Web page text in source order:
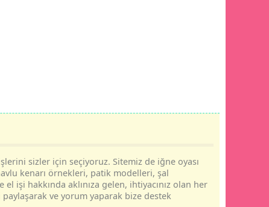
sizler için seçiyoruz. Sitemiz de iğne oyası
kenarı örnekleri, patik modelleri, şal
işi hakkında aklınıza gelen, ihtiyacınız olan her
paylaşarak ve yorum yaparak bize destek